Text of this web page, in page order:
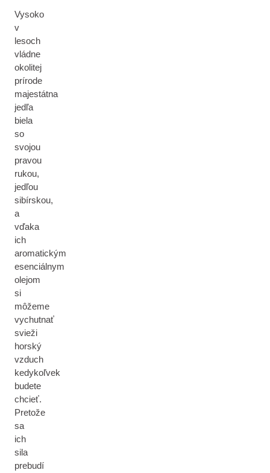
Vysoko
v
lesoch
vládne
okolitej
prírode
majestátna
jedľa
biela
so
svojou
pravou
rukou,
jedľou
sibírskou,
a
vďaka
ich
aromatickým
esenciálnym
olejom
si
môžeme
vychutnať
svieži
horský
vzduch
kedykoľvek
budete
chcieť.
Pretože
sa
ich
sila
prebudí